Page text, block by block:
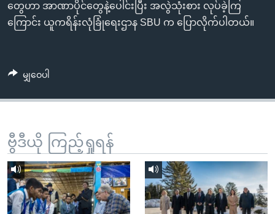
ကြည့်
ရန်
နေရာ
တွေဟာ အာဏာပိုင်တွေနဲ့ပေါင်းပြီး အလွဲသုံးစား လုပ်ခဲ့ကြ
ကြောင်း ယူကရိန်းလုံခြုံရေးဌာန SBU က ပြောလိုက်ပါတယ်။
မျှဝေပါ
ဗွီဒီယို ကြည့်ရှုရန်